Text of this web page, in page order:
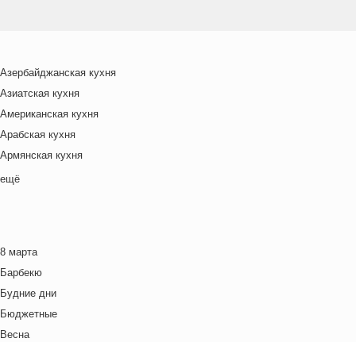
Азербайджанская кухня
Азиатская кухня
Американская кухня
Арабская кухня
Армянская кухня
Белорусская
Венгерская кухня
Греческая кухня
Грузинская кухня
Еврейская кухня
ещё
8 марта
Барбекю
Будние дни
Бюджетные
Весна